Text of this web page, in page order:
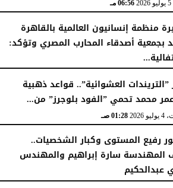
06:56 مـ
منظمة إنسانيون العالمية بالقاهرة
بجمعية أصدقاء المحارب المصري وتؤكد:
”التريندات العشوائية”.. قواعد ذهبية
محمد تحمي ”الفود بلوجرز” من...
01:28 صـ
رفيع المستوى وكبار الشخصيات..
المهندسة سارة إبراهيم والمهندس
عبدالحكيم